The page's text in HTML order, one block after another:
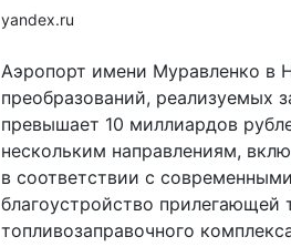
yandex.ru
Аэропорт имени Муравленко в
преобразований, реализуемых
превышает 10 миллиардов
нескольким направлениям,
в соответствии с
благоустройство прилегающей
топливозаправочного